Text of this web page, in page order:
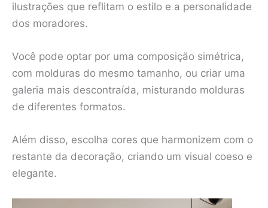
ilustrações que reflitam o estilo e a personalidade
dos moradores.
Você pode optar por uma composição simétrica,
com molduras do mesmo tamanho, ou criar uma
galeria mais descontraída, misturando molduras
de diferentes formatos.
Além disso, escolha cores que harmonizem com o
restante da decoração, criando um visual coeso e
elegante.